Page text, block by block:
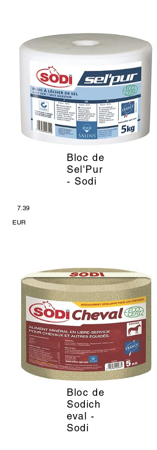
Bloc de
Sel'Pur
- Sodi
_
7.39
EUR
Bloc de
Sodich
eval -
Sodi
_